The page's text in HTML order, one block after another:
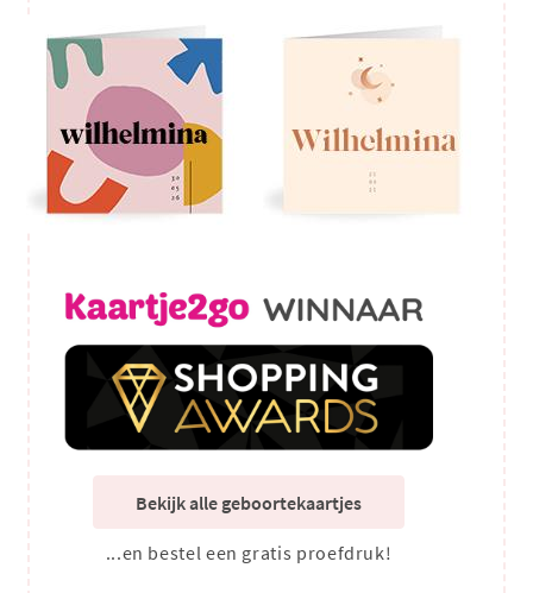
Bekijk alle geboortekaartjes
...en bestel een gratis proefdruk!